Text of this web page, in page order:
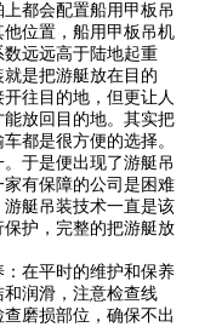
都会配置船用甲板吊
位置，船用甲板吊机
远远高于陆地起重
是把游艇放在目的
往目的地，但更让人
放回目的地。其实把
都是很方便的选择。
于是便出现了游艇吊
有保障的公司是困难
艇吊装技术一直是该
护，完整的把游艇放
：在平时的维护和保养
润滑，注意检查线
磨损部位，确保不出